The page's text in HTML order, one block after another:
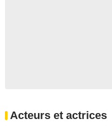
Acteurs et actrices